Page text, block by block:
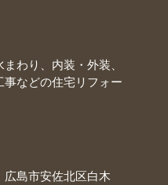
わり、内装・外装、
などの住宅リフォー
島市安佐北区白木